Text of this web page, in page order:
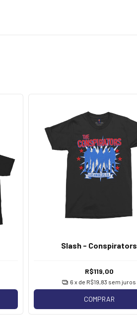
Slash - Conspirators
R$119,00
6 x de R$19,83 sem juros
COMPRAR